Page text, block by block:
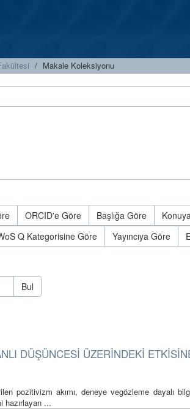
Makale Koleksiyonu
ORCID'e Göre Başlığa Göre
Q Kategorisine Göre Yayıncıya Göre
Bul
DÜŞÜNCESİ ÜZERİNDEKİ
pozitivizm akımı, deneye vegözleme dayalı
hazırlayan ...